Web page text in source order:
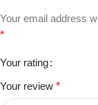
Your email address
*
Your rating
Your review *